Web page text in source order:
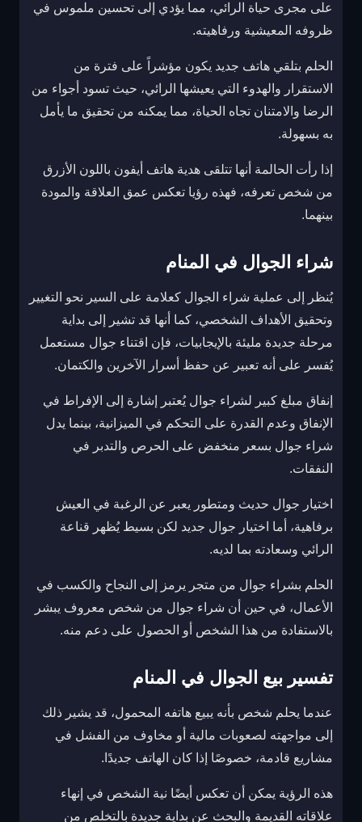
على مجرى حياة الرائي، مما يؤدي إلى تحسين ملموس في
ظروفه المعيشية ورفاهيته.
الحلم بتلقي هاتف جديد يكون مؤشراً على فترة من
الاستقرار والهدوء التي يعيشها الرائي، حيث تسود أجواء من
الرضا والامتنان تجاه الحياة، مما يمكنه من تحقيق ما يأمل
به بسهولة.
إذا رأت الحالمة أنها تتلقى هدية هاتف أيفون باللون الأزرق
من شخص تعرفه، فهذه رؤيا تعكس عمق العلاقة والمودة
بينهما.
شراء الجوال في المنام
يُنظر إلى عملية شراء الجوال كعلامة على السير نحو التغيير
وتحقيق الأهداف الشخصي، كما أنها قد تشير إلى بداية
مرحلة جديدة مليئة بالإيجابيات، فإن اقتناء جوال مستعمل
يُفسر على أنه تعبير عن حفظ أسرار الآخرين والكتمان.
إنفاق مبلغ كبير لشراء جوال يُعتبر إشارة إلى الإفراط في
الإنفاق وعدم القدرة على التحكم في الميزانية، بينما يدل
شراء جوال بسعر منخفض على الحرص والتدبر في
النفقات.
اختيار جوال حديث ومتطور يعبر عن الرغبة في العيش
برفاهية، أما اختيار جوال جديد لكن بسيط يُظهر قناعة
الرائي وسعادته بما لديه.
الحلم بشراء جوال من متجر يرمز إلى النجاح والكسب في
الأعمال، في حين أن شراء جوال من شخص معروف يبشر
بالاستفادة من هذا الشخص أو الحصول على دعم منه.
تفسير بيع الجوال في المنام
عندما يحلم شخص بأنه يبيع هاتفه المحمول، قد يشير ذلك
إلى مواجهته لصعوبات مالية أو مخاوف من الفشل في
مشاريع قادمة، خصوصًا إذا كان الهاتف جديدًا.
هذه الرؤية يمكن أن تعكس أيضًا نية الشخص في إنهاء
علاقاته القديمة والبحث عن بداية جديدة بالتخلص من